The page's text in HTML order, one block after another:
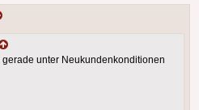
unter Neukundenkonditionen